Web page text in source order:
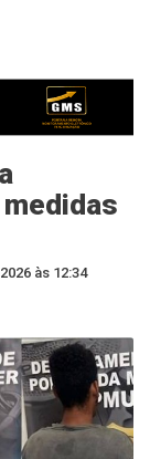
às 12:34